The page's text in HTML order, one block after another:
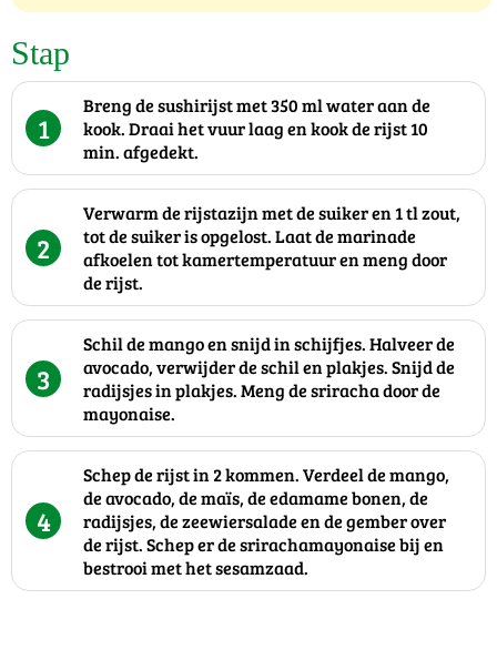
Stap
1
Breng de sushirijst met 350 ml water aan de
kook. Draai het vuur laag en kook de rijst 10
min. afgedekt.
2
Verwarm de rijstazijn met de suiker en 1 tl zout,
tot de suiker is opgelost. Laat de marinade
afkoelen tot kamertemperatuur en meng door
de rijst.
3
Schil de mango en snijd in schijfjes. Halveer de
avocado, verwijder de schil en plakjes. Snijd de
radijsjes in plakjes. Meng de sriracha door de
mayonaise.
4
Schep de rijst in 2 kommen. Verdeel de mango,
de avocado, de maïs, de edamame bonen, de
radijsjes, de zeewiersalade en de gember over
de rijst. Schep er de srirachamayonaise bij en
bestrooi met het sesamzaad.